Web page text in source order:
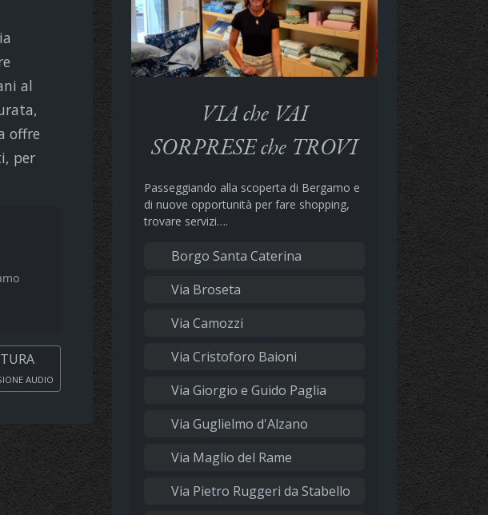
al
offre
per
AUDIO
VIA che VAI
SORPRESE che TROVI
Passeggiando alla scoperta di Bergamo e
di nuove opportunità per fare shopping,
trovare servizi….
Borgo Santa Caterina
Via Broseta
Via Camozzi
Via Cristoforo Baioni
Via Giorgio e Guido Paglia
Via Guglielmo d'Alzano
Via Maglio del Rame
Via Pietro Ruggeri da Stabello